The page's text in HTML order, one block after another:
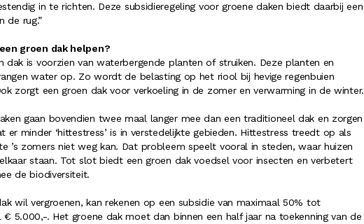
in te richten. Deze subsidieregeling voor groene daken biedt daarbij een
de rug.”
groen dak helpen?
dak is voorzien van waterbergende planten of struiken. Deze planten en
water op. Zo wordt de belasting op het riool bij hevige regenbuien
zorgt een groen dak voor verkoeling in de zomer en verwarming in de winter.
gaan bovendien twee maal langer mee dan een traditioneel dak en zorgen
er minder ‘hittestress’ is in verstedelijkte gebieden. Hittestress treedt op als
’s zomers niet weg kan. Dat probleem speelt vooral in steden, waar huizen
staan. Tot slot biedt een groen dak voedsel voor insecten en verbetert
de biodiversiteit.
wil vergroenen, kan rekenen op een subsidie van maximaal 50% tot
€ 5.000,-. Het groene dak moet dan binnen een half jaar na toekenning van de